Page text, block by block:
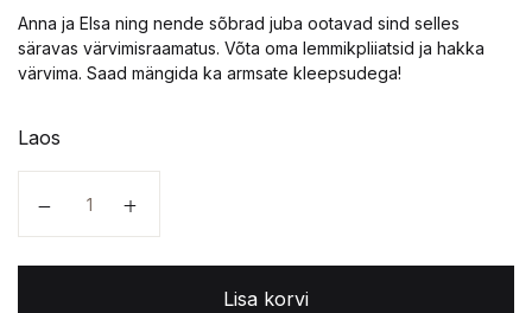
Anna ja Elsa ning nende sõbrad juba ootavad sind selles
säravas värvimisraamatus. Võta oma lemmikpliiatsid ja hakka
värvima. Saad mängida ka armsate kleepsudega!
Laos
Lisa korvi